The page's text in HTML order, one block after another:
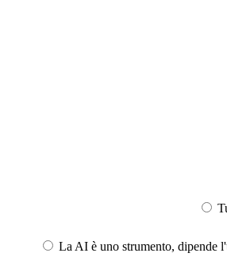
La AI è uno strumento, dipende